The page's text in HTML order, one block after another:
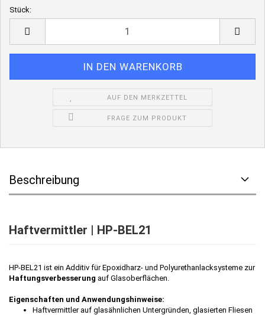
Stück:
AUF DEN MERKZETTEL
FRAGE ZUM PRODUKT
Beschreibung
Haftvermittler | HP-BEL21
HP-BEL21 ist ein Additiv für Epoxidharz- und Polyurethanlacksysteme zur
Haftungsverbesserung auf Glasoberflächen.
Eigenschaften und Anwendungshinweise:
Haftvermittler auf glasähnlichen Untergründen, glasierten Fliesen